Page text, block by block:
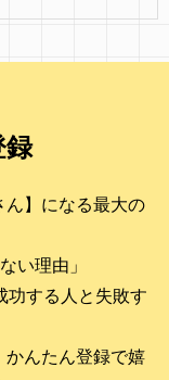
録
ん】になる最大の
い理由」
功する人と失敗す
かんたん登録で嬉